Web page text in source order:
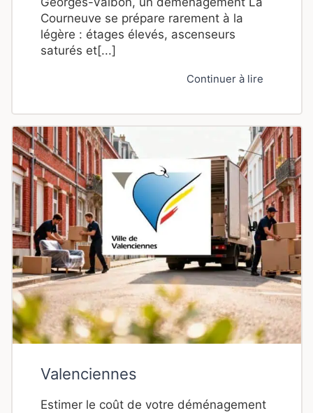
Courneuve se prépare rarement à la
légère : étages élevés, ascenseurs
saturés et[...]
Continuer à lire
Valenciennes
Estimer le coût de votre déménagement